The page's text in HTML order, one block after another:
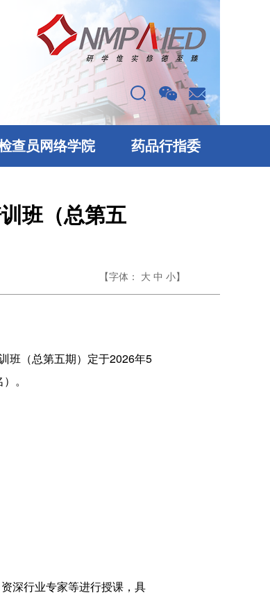
查员网络学院 药品行指委
班（总第五
【字体： 大 中 小】
班（总第五期）定于2026年5
。
深行业专家等进行授课，具